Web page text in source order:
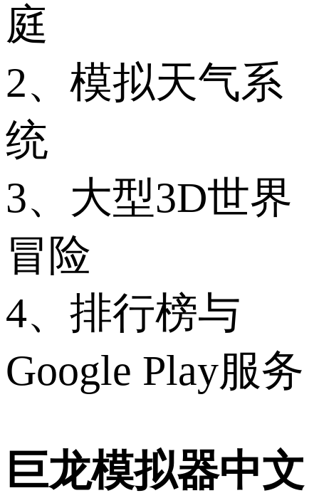
庭
2、模拟天气系
统
3、大型3D世界
冒险
4、排行榜与
Google Play服务
巨龙模拟器中文